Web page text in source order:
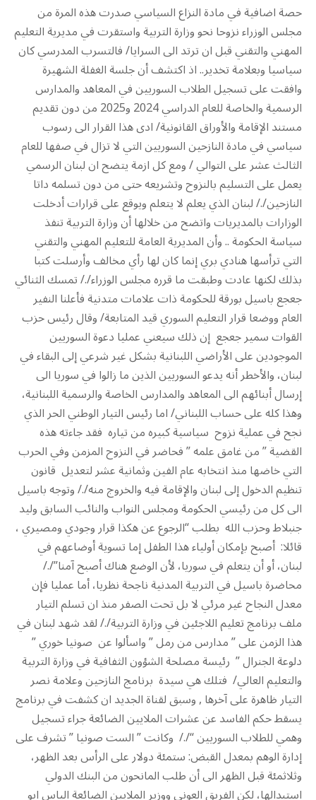
حصة اضافية في مادة النزاع السياسي صدرت هذه المرة من
مجلس الوزراء نزوحا نحو وزارة التربية واستقرت في مديرية التعليم
المهني والتقني قبل ان ترتد الى السرايا/ فالتسرب المدرسي كان
سياسيا وبعلامة تخدير.. اذ اكتشف أن جلسة الغفلة الشهيرة
وافقت على تسجيل الطلاب السوريين في المعاهد والمدارس
الرسمية والخاصة للعام الدراسي 2024 و2025 من دون تقديم
مستند الإقامة والأوراق القانونية/ ادى هذا القرار الى رسوب
سياسي في مادة النازحين السوريين التي لا تزال في صفها للعام
الثالث عشر على التوالي / ومع كل ازمة يتضح ان لبنان الرسمي
يعمل على التسليم بالنزوح وتشريعه حتى من دون تسلمه داتا
النازحين/./ لبنان الذي يعلم لا يتعلم ويوقع على قرارات أدخلت
الوزارات بالمديريات واتضح من خلالها أن وزارة التربية تنفذ
سياسة الحكومة .. وأن المديرية العامة للتعليم المهني والتقني
التي ترأسها هنادي بري إنما كان لها رأي مخالف وأرسلت كتبا
بذلك لكنها عادت وطبقت ما قرره مجلس الوزراء/./ تمسك الثنائي
جعجع باسيل بورقة للحكومة ذات علامات متدنية فأعلنا النفير
العام ووضعا قرار التعليم السوري قيد المتابعة/ وقال رئيس حزب
القوات سمير جعجع إن ذلك سيعني عمليا دعوة السوريين
الموجودين على الأراضي اللبنانية بشكل غير شرعي إلى البقاء في
لبنان، والأخطر أنه يدعو السوريين الذين ما زالوا في سوريا الى
إرسال أبنائهم الى المعاهد والمدارس الخاصة والرسمية اللبنانية،
وهذا كله على حساب اللبناني/ اما رئيس التيار الوطني الحر الذي
نجح في عملية نزوح سياسية كبيره من تياره فقد جاءته هذه
القضية ” من غامق علمه ” فحاضر في النزوح المزمن وفي الحرب
التي خاضها منذ انتخابه عام الفين وثمانية عشر لتعديل قانون
تنظيم الدخول إلى لبنان والإقامة فيه والخروج منه/./ وتوجه باسيل
الى كل من رئيسي الحكومة ومجلس النواب والنائب السابق وليد
جنبلاط وحزب الله بطلب “الرجوع عن هكذا قرار وجودي ومصيري ،
قائلا: أصبح بإمكان أولياء هذا الطفل إما تسوية أوضاعهم في
لبنان، أو أن يتعلم في سوريا، لأن الوضع هناك أصبح آمنا”/./
محاضرة باسيل في التربية المدنية ناجحة نظريا، أما عمليا فإن
معدل النجاح غير مرئي لا بل تحت الصفر منذ ان تسلم التيار
ملف برنامج تعليم اللاجئين في وزارة التربية/./ لقد شهد لبنان في
هذا الزمن على ” مدارس من رمل ” واسألوا عن صونيا خوري ”
دلوعة الجنرال ” رئيسة مصلحة الشؤون الثفافية في وزارة التربية
والتعليم العالي/ فتلك هي سيدة برنامج النازحين وعلامة نصر
التيار ظاهرة على آخرها , وسبق لقناة الجديد ان كشفت في برنامج
يسقط حكم الفاسد عن عشرات الملايين الضائعة جراء تسجيل
وهمي للطلاب السوريين “/./ وكانت ” الست صونيا ” تشرف على
إدارة الوهم بمعدل القبض: ستمئة دولار على الرأس بعد الظهر،
وثلاثمئة قبل الظهر الى أن طلب المانحون من البنك الدولي